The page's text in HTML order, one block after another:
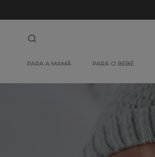
de
Produto
Sem
Produto
PARA A MAMÃ PARA O BEBÉ